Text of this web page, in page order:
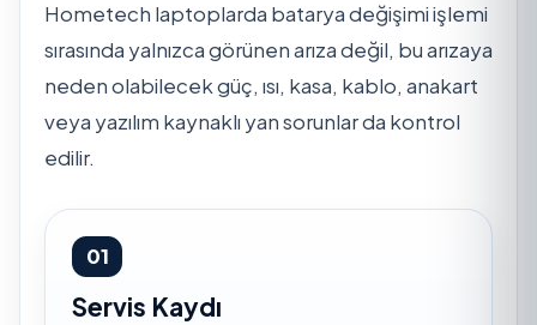
Hometech laptoplarda batarya değişimi işlemi
sırasında yalnızca görünen arıza değil, bu arızaya
neden olabilecek güç, ısı, kasa, kablo, anakart
veya yazılım kaynaklı yan sorunlar da kontrol
edilir.
01
Servis Kaydı